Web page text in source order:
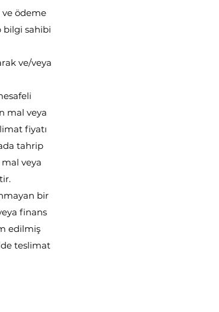
ve ödeme
bilgi sahibi
ve/veya
mal veya
fiyatı
tahrip
mal veya
bir
finans
edilmiş
teslimat